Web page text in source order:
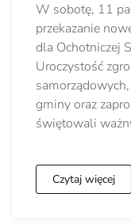
W sobotę, 11
przekazanie
dla Ochotniczej
Uroczystość
gminy oraz
świętowali
Czytaj więcej